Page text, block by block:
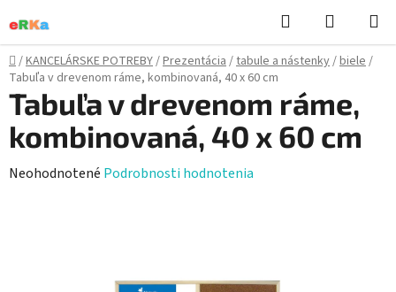
na
obsah
Hľadať
KOŠÍK
Domov
/KANCELÁRSKE POTREBY/Prezentácia/tabule a nástenky/biele/
Tabuľa v drevenom ráme, kombinovaná, 40 x 60 cm
Tabuľa v drevenom ráme,
kombinovaná, 40 x 60 cm
Priemerné
Neohodnotené Podrobnosti hodnotenia